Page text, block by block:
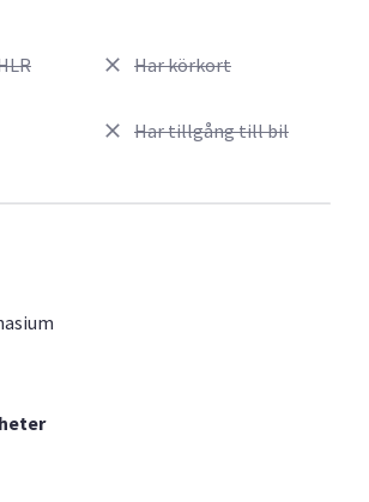
Har körkort
Har tillgång till bil